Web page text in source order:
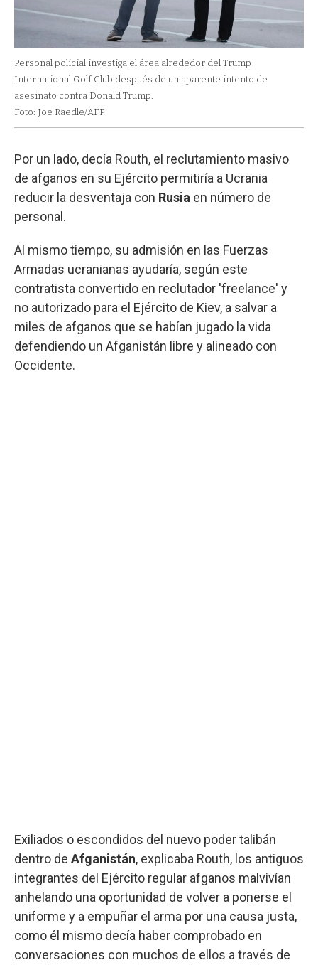
Personal policial investiga el área alrededor del Trump
International Golf Club después de un aparente intento de
asesinato contra Donald Trump.
Foto: Joe Raedle/AFP
Por un lado, decía Routh, el reclutamiento masivo
de afganos en su Ejército permitiría a Ucrania
reducir la desventaja con Rusia en número de
personal.
Al mismo tiempo, su admisión en las Fuerzas
Armadas ucranianas ayudaría, según este
contratista convertido en reclutador 'freelance' y
no autorizado para el Ejército de Kiev, a salvar a
miles de afganos que se habían jugado la vida
defendiendo un Afganistán libre y alineado con
Occidente.
Exiliados o escondidos del nuevo poder talibán
dentro de Afganistán, explicaba Routh, los antiguos
integrantes del Ejército regular afganos malvivían
anhelando una oportunidad de volver a ponerse el
uniforme y a empuñar el arma por una causa justa,
como él mismo decía haber comprobado en
conversaciones con muchos de ellos a través de